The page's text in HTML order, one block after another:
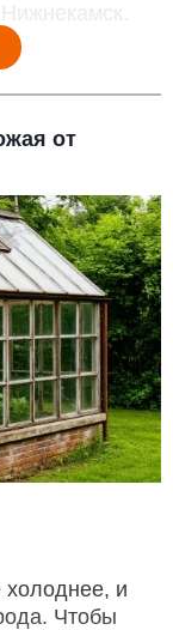
от
холоднее, и
Чтобы